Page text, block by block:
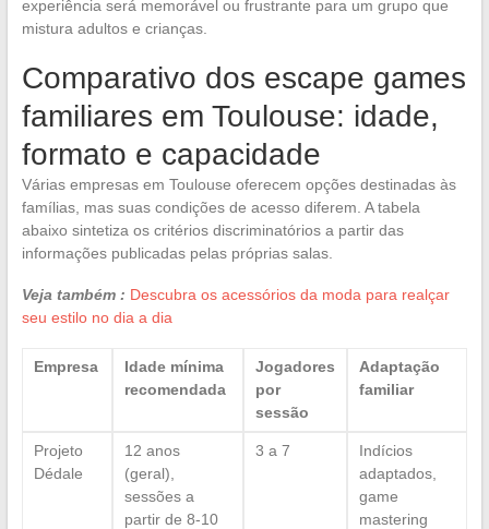
experiência será memorável ou frustrante para um grupo que
mistura adultos e crianças.
Comparativo dos escape games
familiares em Toulouse: idade,
formato e capacidade
Várias empresas em Toulouse oferecem opções destinadas às
famílias, mas suas condições de acesso diferem. A tabela
abaixo sintetiza os critérios discriminatórios a partir das
informações publicadas pelas próprias salas.
Veja também : Descubra os acessórios da moda para realçar
seu estilo no dia a dia
Empresa
Idade mínima
recomendada
Jogadores
por
sessão
Adaptação
familiar
Projeto
Dédale
12 anos
(geral),
sessões a
partir de 8-10
3 a 7
Indícios
adaptados,
game
mastering